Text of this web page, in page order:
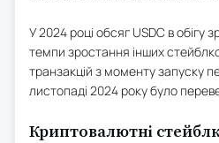
У 2024 році обсяг USDC в обігу
темпи зростання інших
транзакцій з моменту запуску
листопаді 2024 року було
Криптовалютні